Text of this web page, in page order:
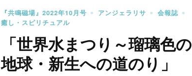
『共鳴磁場』2022年10月号 アンジェラリサ
会報誌
癒し・スピリチュアル
「世界水まつり～瑠璃色の
地球・新生への道のり」